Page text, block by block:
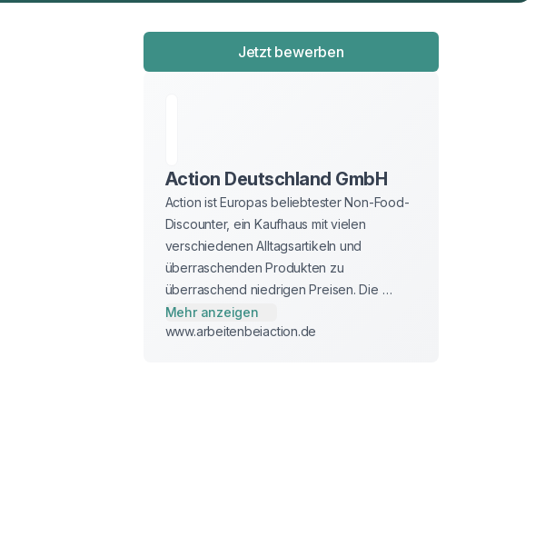
Jetzt bewerben
Action Deutschland GmbH
Action ist Europas beliebtester Non-Food-
Discounter, ein Kaufhaus mit vielen
verschiedenen Alltagsartikeln und
überraschenden Produkten zu
überraschend niedrigen Preisen. Die
Wurzeln liegen in den Niederlanden, aber
inzwischen können Kunden in über 2.000
Mehr anzeigen
www.arbeitenbeiaction.de